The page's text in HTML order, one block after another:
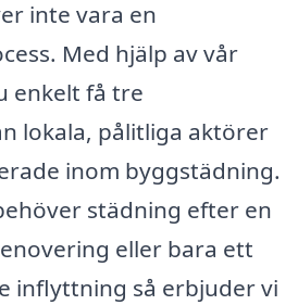
inte vara en
Med hjälp av vår
enkelt få tre
lokala, pålitliga aktörer
inom byggstädning.
städning efter en
eller bara ett
inflyttning så erbjuder vi